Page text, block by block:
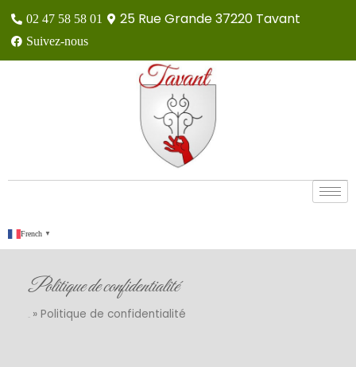
02 47 58 58 01 25 Rue Grande 37220 Tavant
Suivez-nous
French ▼
Politique de confidentialité
» Politique de confidentialité